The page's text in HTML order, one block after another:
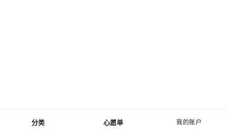
菜单 - 主导航
分类 心愿单 我的账户